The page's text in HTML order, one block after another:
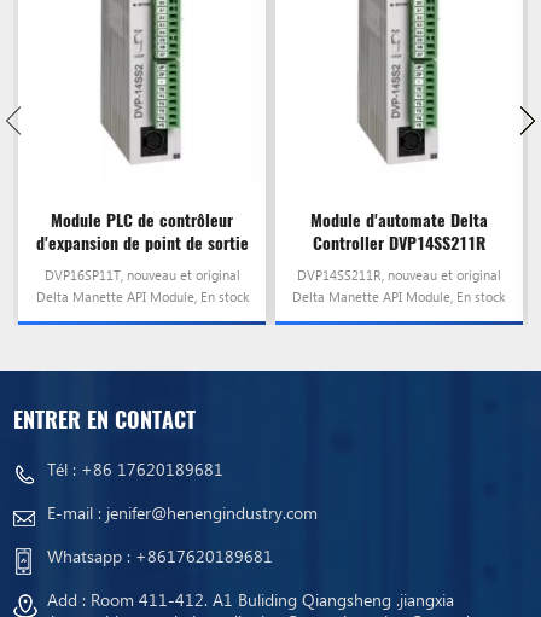
Module PLC de contrôleur
d'expansion de point de sortie
série Delta DVP16SP11T
DVP16SP11T, nouveau et original
Delta Manette API Module, En stock
et prêt à être envoyé!
Module d'automate Delta
Controller DVP14SS211R
DVP14SS211R, nouveau et original
Delta Manette API Module, En stock
et prêt à être envoyé!
ENTRER EN CONTACT
Tél : +86 17620189681
E-mail : jenifer@henengindustry.com
Whatsapp : +8617620189681
Add : Room 411-412. A1 Buliding Qiangsheng .jiangxia